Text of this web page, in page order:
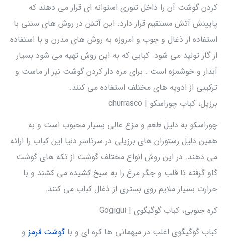
کردن گوشت آن را داخل تنوری استوانه ای قرار می دهند که
پایینش آتش مستقیم قرار دارد. این آتش در روش های سنتی با
استفاده از ذغال و چوب و امروزه به روش های مدرن و با استفاده
از گاز تولید می شود. کبابی که به این روش تهیه می شود بسیار
آبدار و خوشمزه است . برای مزه دار کردن گوشت نیز از ماست و
ترکیبی از ادویه های مختلف استفاده می کنند.
برزیل، کباب چوراسکو | churrasco
چوراسکو به دلیل طعم و مزع عالی بسیار محبوب است و به
همین دلیل رستوران های برزیلی در سرتاسر دنیا این کباب را ارائه
می دهند. در این روش انواع مختلف گوشت از تکه های گوشت
گاو گرفته تا قلب و جگر مرغ را به سیخ کشیده می کشند و با
حرارت بسیار ملایم روی بستری از ذغال کباب می کنند.
کره جنوبی، کباب گوگیگوی | Gogigui
کباب گوگیگوی اغلب در میهمانی ها کره ای و باگوشت قرمز و